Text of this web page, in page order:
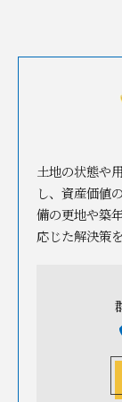
土地の状態や
し、資産価値
備の更地や築
応じた解決策